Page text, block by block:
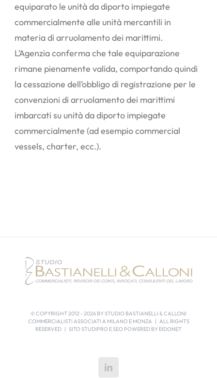
equiparato le unità da diporto impiegate
commercialmente alle unità mercantili in
materia di arruolamento dei marittimi.
L’Agenzia conferma che tale equiparazione
rimane pienamente valida, comportando quindi
la cessazione dell’obbligo di registrazione per le
convenzioni di arruolamento dei marittimi
imbarcati su unità da diporto impiegate
commercialmente (ad esempio commercial
vessels, charter, ecc.).
© COPYRIGHT 2012 - 2026 BY STUDIO BASTIANELLI & CALLONI
COMMERCIALISTI ASSOCIATI A MILANO E MONZA | ALL RIGHTS
RESERVED | SITO STUDIPRO E SEO POWERED BY EIDONET